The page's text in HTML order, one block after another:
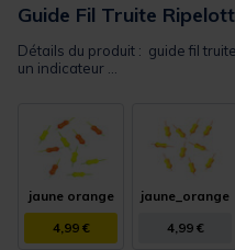
Guide Fil Truite
Détails du produit : guide fil
un indicateur ...
jaune orange
4,99 €
jaune_orange
4,99 €